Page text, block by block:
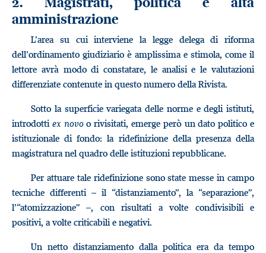
amministrazione
L’area su cui interviene la legge delega di riforma
dell’ordinamento giudiziario è amplissima e stimola, come il
lettore avrà modo di constatare, le analisi e le valutazioni
differenziate contenute in questo numero della Rivista.
Sotto la superficie variegata delle norme e degli istituti,
introdotti ex novoo rivisitati, emerge però un dato politico e
istituzionale di fondo: la ridefinizione della presenza della
magistratura nel quadro delle istituzioni repubblicane.
Per attuare tale ridefinizione sono state messe in campo
tecniche differenti – il “distanziamento”, la “separazione”,
l’“atomizzazione” –, con risultati a volte condivisibili e
positivi, a volte criticabili e negativi.
Un netto distanziamento dalla politica era da tempo